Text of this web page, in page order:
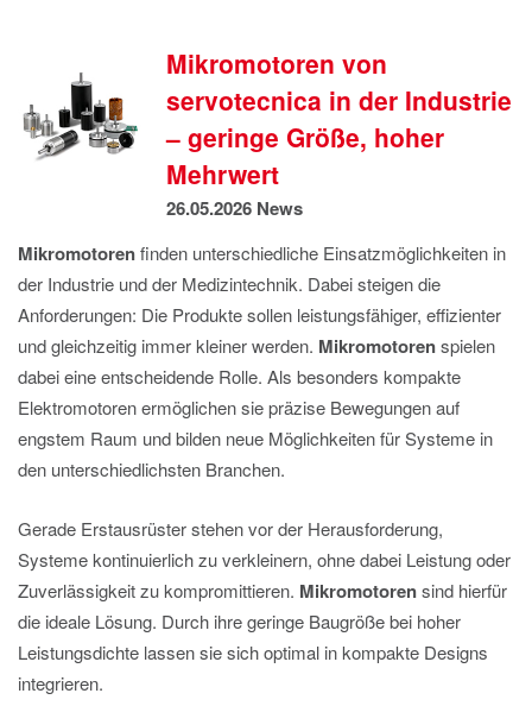
DATENSCHUTZMikromotoren von
servotecnica in der Industrie
– geringe Größe, hoher
Mehrwert
26.05.2026 News
Mikromotorenfinden unterschiedliche Einsatzmöglichkeiten in
der Industrie und der Medizintechnik. Dabei steigen die
Anforderungen: Die Produkte sollen leistungsfähiger, effizienter
und gleichzeitig immer kleiner werden. Mikromotorenspielen
dabei eine entscheidende Rolle. Als besonders kompakte
Elektromotoren ermöglichen sie präzise Bewegungen auf
engstem Raum und bilden neue Möglichkeiten für Systeme in
den unterschiedlichsten Branchen.
Gerade Erstausrüster stehen vor der Herausforderung,
Systeme kontinuierlich zu verkleinern, ohne dabei Leistung oder
Zuverlässigkeit zu kompromittieren. Mikromotorensind hierfür
die ideale Lösung. Durch ihre geringe Baugröße bei hoher
Leistungsdichte lassen sie sich optimal in kompakte Designs
integrieren.